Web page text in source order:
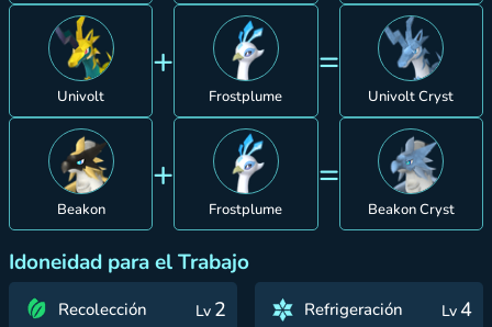
Univolt
+
Frostplume
=
Univolt Cryst
Beakon
+
Frostplume
=
Beakon Cryst
Idoneidad para el Trabajo
Recolección Lv 2 Refrigeración Lv4